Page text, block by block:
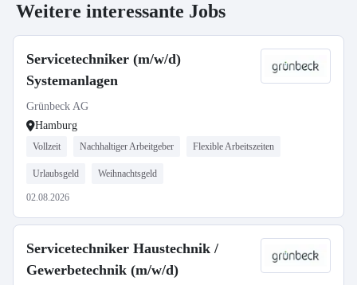
Weitere interessante Jobs
Servicetechniker (m/w/d)
Systemanlagen
Grünbeck AG
Hamburg
Vollzeit Nachhaltiger Arbeitgeber Flexible Arbeitszeiten
Urlaubsgeld Weihnachtsgeld
02.08.2026
Servicetechniker Haustechnik /
Gewerbetechnik (m/w/d)